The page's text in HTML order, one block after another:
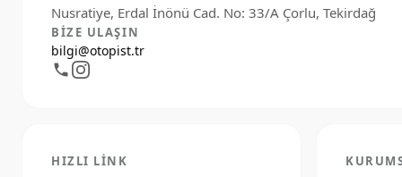
BIZE ULAŞIN
bilgi@otopist.tr
HIZLI LINK